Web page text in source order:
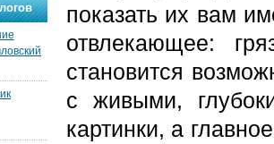
показать их вам
отвлекающее:
становится
с живыми,
картинки, а